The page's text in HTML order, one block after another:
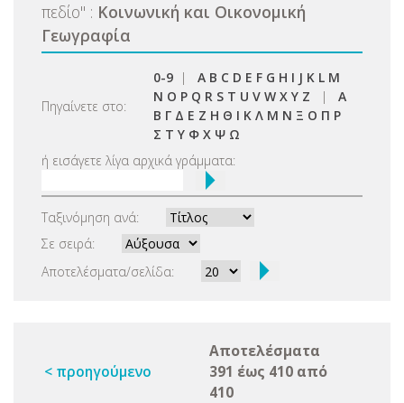
πεδίο" : Κοινωνική και Οικονομική
Γεωγραφία
Πηγαίνετε στο:
0-9 | A B C D E F G H I J K L M
N O P Q R S T U V W X Y Z | Α
Β Γ Δ Ε Ζ Η Θ Ι Κ Λ Μ Ν Ξ Ο Π Ρ
Σ Τ Υ Φ Χ Ψ Ω
ή εισάγετε λίγα αρχικά γράμματα:
Ταξινόμηση ανά:
Σε σειρά:
Αποτελέσματα/σελίδα:
< προηγούμενο
Αποτελέσματα
391 έως 410 από
410